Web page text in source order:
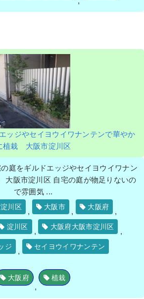
ッジやセイヨウイワナンテンで華やか
植栽 大阪市淀川区
庭をギルドエッジやセイヨウイワナン
阪市淀川区 自宅の庭が物足りないの
で雰囲気 ...
川区
,
大阪市
,
大阪府
,
淀川区
,
大阪府大阪市淀川区
,
ジ
,
セイヨウイワナンテン
大阪府
,
植栽